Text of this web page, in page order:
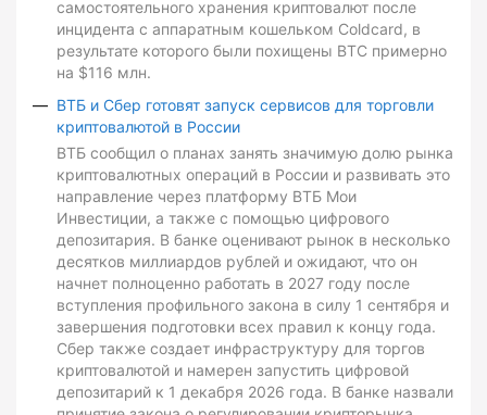
самостоятельного хранения криптовалют после
инцидента с аппаратным кошельком Coldcard, в
результате которого были похищены BTC примерно
на $116 млн.
ВТБ и Сбер готовят запуск сервисов для торговли
криптовалютой в России
ВТБ сообщил о планах занять значимую долю рынка
криптовалютных операций в России и развивать это
направление через платформу ВТБ Мои
Инвестиции, а также с помощью цифрового
депозитария. В банке оценивают рынок в несколько
десятков миллиардов рублей и ожидают, что он
начнет полноценно работать в 2027 году после
вступления профильного закона в силу 1 сентября и
завершения подготовки всех правил к концу года.
Сбер также создает инфраструктуру для торгов
криптовалютой и намерен запустить цифровой
депозитарий к 1 декабря 2026 года. В банке назвали